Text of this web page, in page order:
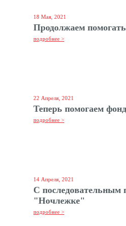
18 Мая, 2021
Продолжаем
подробнее >
22 Апреля, 2021
Теперь помогаем
подробнее >
14 Апреля, 2021
С последовательным
"Ночлежке"
подробнее >